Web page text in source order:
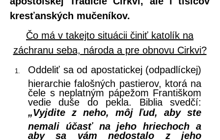
kresťanských mučeníkov.
Čo má v takejto situácii činiť katolík na
záchranu seba, národa a pre obnovu Cirkvi?
Oddeliť sa od apostatickej (odpadlíckej)
hierarchie falošných pastierov, ktorá na
čele s neplatným pápežom Františkom
vedie duše do pekla. Biblia svedčí:
„Vyjdite z neho, môj ľud, aby ste
nemali účasť na jeho hriechoch a
aby sa vám nedostalo z jeho